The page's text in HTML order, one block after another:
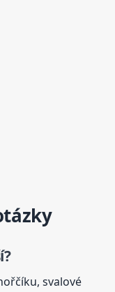
svalové